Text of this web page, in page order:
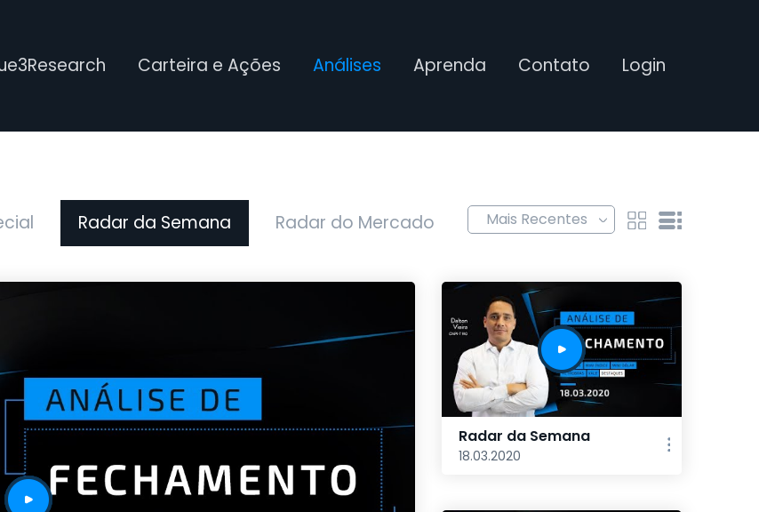
Carteira e Ações Análises Aprenda Contato Login
Radar da Semana Radar do Mercado
Radar da Semana
18.03.2020